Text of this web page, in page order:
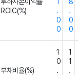
ROIC(%)
.
0
0
.
0
0
부채비율(%)
1
0
.
1
1
.